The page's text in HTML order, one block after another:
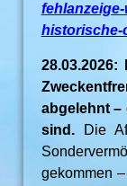
historische-
abgelehnt –
sind.Die
gekommen